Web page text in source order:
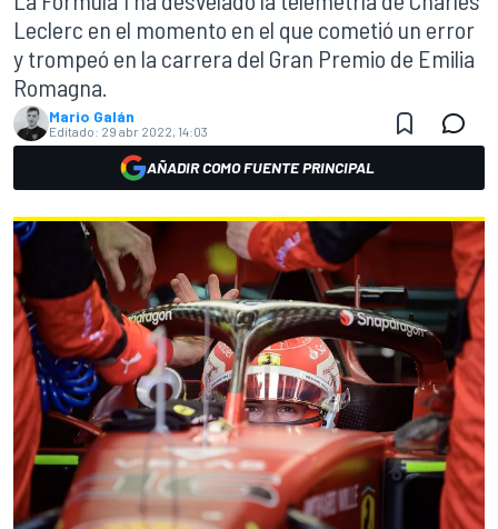
Leclerc en el momento en el que cometió un error
y trompeó en la carrera del Gran Premio de Emilia
Romagna.
Mario Galán
Editado: 29 abr 2022, 14:03
AÑADIR COMO FUENTE PRINCIPAL